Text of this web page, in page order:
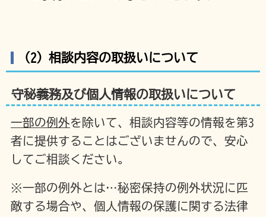
（2）相談内容の取扱いについて
守秘義務及び個人情報の取扱いについて
一部の例外を除いて、相談内容等の情報を第3
者に提供することはございませんので、安心
してご相談ください。
※一部の例外とは…秘密保持の例外状況に匹
敵する場合や、個人情報の保護に関する法律